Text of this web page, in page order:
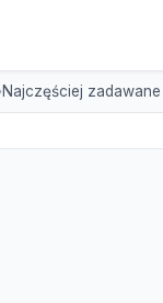
Najczęściej